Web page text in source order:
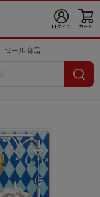
ログイン カート
セール商品